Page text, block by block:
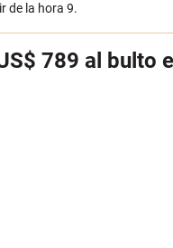
de la hora 9.
789 al bulto